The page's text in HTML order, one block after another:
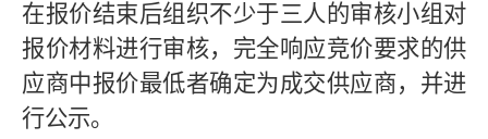
在报价结束后组织不少于三人的审核小组对
报价材料进行审核，完全响应竞价要求的供
应商中报价最低者确定为成交供应商，并进
行公示。